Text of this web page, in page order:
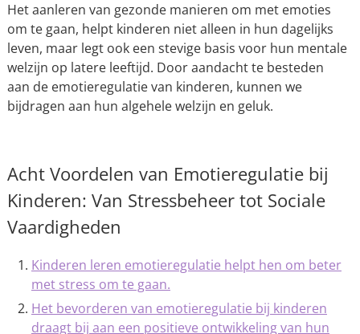
Het aanleren van gezonde manieren om met emoties
om te gaan, helpt kinderen niet alleen in hun dagelijks
leven, maar legt ook een stevige basis voor hun mentale
welzijn op latere leeftijd. Door aandacht te besteden
aan de emotieregulatie van kinderen, kunnen we
bijdragen aan hun algehele welzijn en geluk.
Acht Voordelen van Emotieregulatie bij
Kinderen: Van Stressbeheer tot Sociale
Vaardigheden
Kinderen leren emotieregulatie helpt hen om beter
met stress om te gaan.
Het bevorderen van emotieregulatie bij kinderen
draagt bij aan een positieve ontwikkeling van hun